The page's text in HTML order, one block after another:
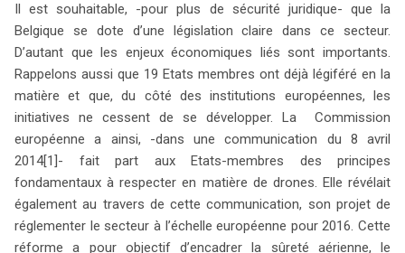
opérations photographiques. Cependant, la protection de
la vie privée reste à peine abordée, soulevant des
questions sur les droits des personnes filmées. Le projet
évite de répondre aux préoccupations cruciales liées à la
collecte de données personnelles, laissant les télépilotes
dans l’incertitude quant aux consentements nécessaires.
Alors que l’Europe avance vers une réglementation
cohérente, le texte actuel pourrait freiner l’adoption des
drones en raison de ses exigences administratives et de
la complexité des obligations légales. Un dialogue avec la
Commission de protection de la vie privée pourrait être
Il est souhaitable, -pour plus de sécurité juridique- que la
Belgique se dote d’une législation claire dans ce secteur.
D’autant que les enjeux économiques liés sont importants.
Rappelons aussi que 19 Etats membres ont déjà légiféré en la
matière et que, du côté des institutions européennes, les
initiatives ne cessent de se développer. La Commission
européenne a ainsi, -dans une communication du 8 avril
2014[1]- fait part aux Etats-membres des principes
fondamentaux à respecter en matière de drones. Elle révélait
également au travers de cette communication, son projet de
réglementer le secteur à l’échelle européenne pour 2016. Cette
réforme a pour objectif d’encadrer la sûreté aérienne, le